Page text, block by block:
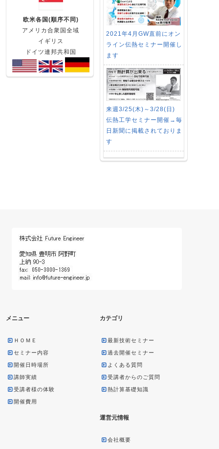
2021年4月GW直前にオン
ライン伝熱セミナー開催し
ます
来週3/25(木)～3/28(日)
伝熱工学セミナー開催→毎
日新聞に掲載されておりま
す
欧米各国(順序不同)
アメリカ合衆国全域
イギリス
ドイツ連邦共和国
メニュー
ＨＯＭＥ
セミナー内容
開催日時場所
講師実績
受講者様の体験
開催費用
カテゴリ
最新技術セミナー
過去開催セミナー
よくある質問
受講者からのご質問
熱計算基礎知識
運営元情報
会社概要